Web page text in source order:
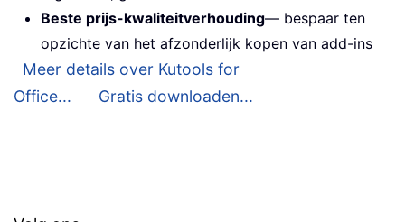
Beste prijs-kwaliteitverhouding— bespaar ten
opzichte van het afzonderlijk kopen van add-ins
Meer details over Kutools for
Office...
Gratis downloaden...